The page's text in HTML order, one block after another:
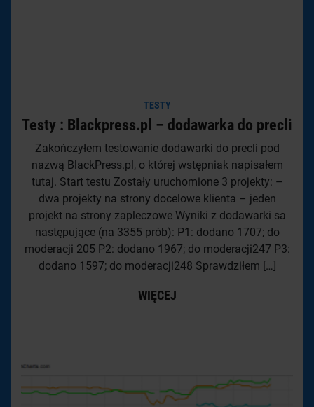
TESTY
Testy : Blackpress.pl – dodawarka do precli
Zakończyłem testowanie dodawarki do precli pod
nazwą BlackPress.pl, o której wstępniak napisałem
tutaj. Start testu Zostały uruchomione 3 projekty: –
dwa projekty na strony docelowe klienta – jeden
projekt na strony zapleczowe Wyniki z dodawarki sa
następujące (na 3355 prób): P1: dodano 1707; do
moderacji 205 P2: dodano 1967; do moderacji247 P3:
dodano 1597; do moderacji248 Sprawdziłem […]
WIĘCEJ